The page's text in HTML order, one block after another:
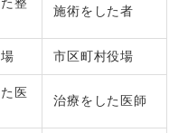
施術をした者
市区町村役場
医
治療をした医師